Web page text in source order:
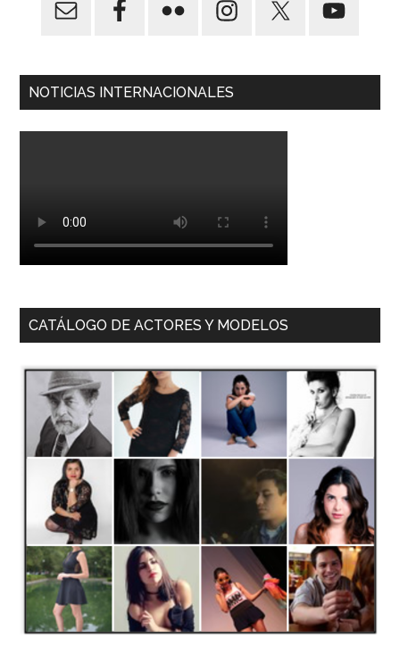
NOTICIAS INTERNACIONALES
CATÁLOGO DE ACTORES Y MODELOS